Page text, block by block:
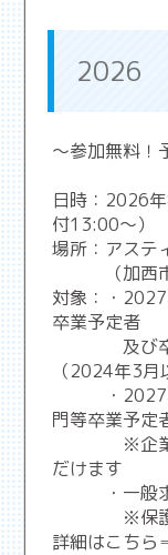
2026
～参加無料！
日時：2026
付13:00～）
場所：アス
（加西市
対象：・
卒業予定者
及び卒業
（2024年3月
・2027年4
門等卒業予定
※企業説
だけます
・一般求
※保護者
詳細はこちら